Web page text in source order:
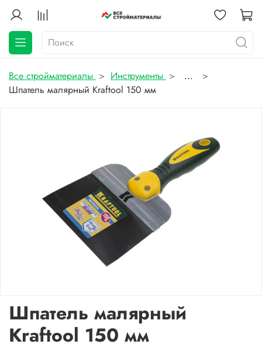
Все стройматериалы Инструменты
...
Шпатель малярный Kraftool 150 мм
Шпатель малярный
Kraftool 150 мм